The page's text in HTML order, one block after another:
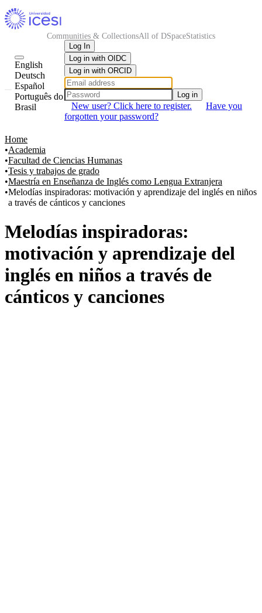
Communities & CollectionsAll of DSpaceStatistics
English
Deutsch
Español
Português do
Brasil
Log In
Log in with OIDC
Log in with ORCID
Log in
New user? Click here to register.
Have you
forgotten your password?
Home
Academia
Facultad de Ciencias Humanas
Tesis y trabajos de grado
Maestría en Enseñanza de Inglés como Lengua Extranjera
Melodías inspiradoras: motivación y aprendizaje del inglés en niños
a través de cánticos y canciones
Melodías inspiradoras:
motivación y aprendizaje del
inglés en niños a través de
cánticos y canciones